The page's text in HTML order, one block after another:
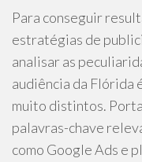
Para conseguir
estratégias de
analisar as
audiência da Flórida
muito distintos.
palavras-chave
como Google Ads e